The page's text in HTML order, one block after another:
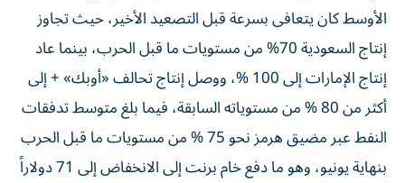
الأوسط كان يتعافى بسرعة قبل التصعيد الأخير، حيث تجاوز
إنتاج السعودية 70% من مستويات ما قبل الحرب، بينما عاد
إنتاج الإمارات إلى 100 %، ووصل إنتاج تحالف «أوبك» + إلى
أكثر من 80 % من مستوياته السابقة، فيما بلغ متوسط تدفقات
النفط عبر مضيق هرمز نحو 75 % من مستويات ما قبل الحرب
بنهاية يونيو، وهو ما دفع خام برنت إلى الانخفاض إلى 71 دولاراً